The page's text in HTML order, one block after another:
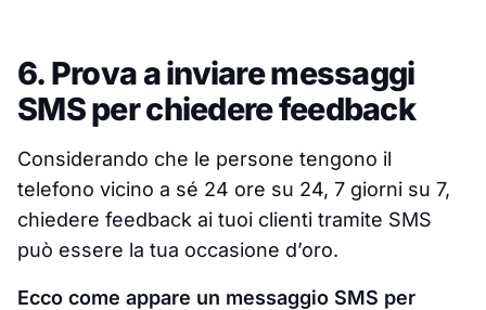
6. Prova a inviare messaggi
SMS per chiedere feedback
Considerando che le persone tengono il
telefono vicino a sé 24 ore su 24, 7 giorni su 7,
chiedere feedback ai tuoi clienti tramite SMS
può essere la tua occasione d’oro.
Ecco come appare un messaggio SMS per